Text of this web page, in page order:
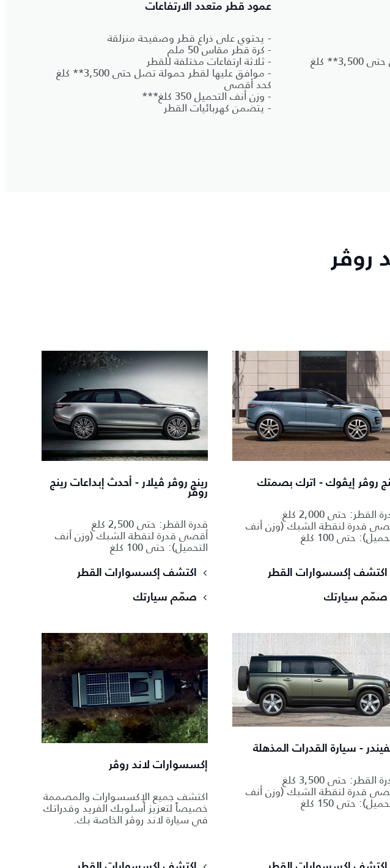
- موافق عليها لقطر حمولة تصل حتى 3,500** كلغ
عمود قطر متعدد الارتفاعات
- يحتوي على ذراع قطر وصفيحة منزلقة
- كرة قطر مقاس 50 ملم
- ثلاثة ارتفاعات مختلفة للقطر
- موافق عليها لقطر حمولة تصل حتى 3,500** كلغ
كحد أقصى
- وزن أنف التحميل 350 كلغ***
- يتضمن كهربائيات القطر
روڤر
روڤر إيڤوك - اترك بصمتك
القطر: حتى 2,000 كلغ
قدرة لنقطة الشبك (وزن أنف
حتى 100 كلغ
اكتشف إكسسوارات القطر
صمّم سيارتك
رينج روڤر ڤيلار - أحدث إبداعات رينج
روڤر
قدرة القطر: حتى 2,500 كلغ
أقصى قدرة لنقطة الشبك (وزن أنف
التحميل): حتى 100 كلغ
اكتشف إكسسوارات القطر
صمّم سيارتك
- سيارة القدرات المذهلة
القطر: حتى 3,500 كلغ
قدرة لنقطة الشبك (وزن أنف
حتى 150 كلغ
إكسسوارات لاند روڤر
اكتشف جميع الإكسسوارات والمصممة
خصيصاً لتعزيز أسلوبك الفريد وقدراتك
في سيارة لاند روڤر الخاصة بك.